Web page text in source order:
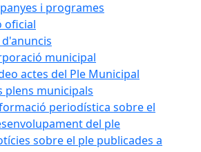
i programes
oficial
municipal
actes del Ple Municipal
plens municipals
periodística sobre el
del ple
sobre el ple publicades a